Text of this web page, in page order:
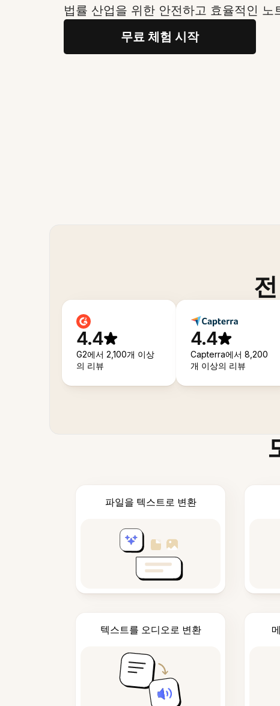
법률 산업을 위한 안전하고 효율적인 노
무료 체험 시작
4.4
G2에서 2,100개 이상
의 리뷰
4.4
Capterra에서 8,200
개 이상의 리뷰
파일을 텍스트로 변환
텍스트를 오디오로 변환